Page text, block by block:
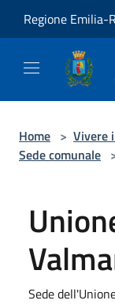
Regione Emilia-
Home > Vivere
Sede comunale
Sede